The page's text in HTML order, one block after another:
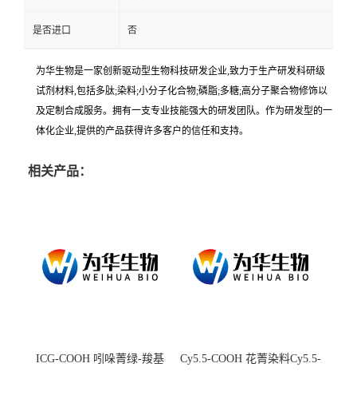
是否进口 否
为华生物是一家创新驱动型生物科技研发企业,致力于生产研发科研级
试剂材料,包括多肽;染料;小分子化合物;磷脂;多糖;高分子聚合物修饰以
及定制合成服务。拥有一支专业技能强大的研发团队。作为研发型的一
体化企业,提供的产品获得许多客户的信任和支持。
相关产品：
ICG-COOH 吲哚菁绿-羧基
Cy5.5-COOH 花菁染料Cy5.5-